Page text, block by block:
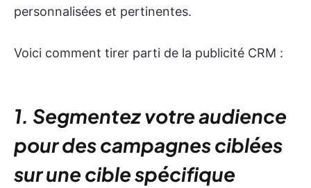
personnalisées et pertinentes.
Voici comment tirer parti de la publicité CRM :
1. Segmentez votre audience
pour des campagnes ciblées
sur une cible spécifique